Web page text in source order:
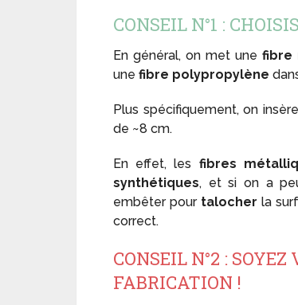
CONSEIL N°1 :
En général, on met une fibre
une fibre polypropylène
Plus spécifiquement, on
de ~8 cm.
En effet, les fibres
synthétiques, et si on a
embêter pour talocher la
correct.
CONSEIL N°2 :
FABRICATION !